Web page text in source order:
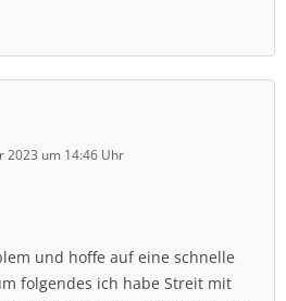
2023 um 14:46 Uhr
und hoffe auf eine schnelle
folgendes ich habe Streit mit